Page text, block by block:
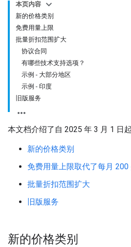
本页内容
新的价格类别
免费用量上限
批量折扣范围扩大
协议合同
有哪些技术支持选项？
示例 - 大部分地区
示例 - 印度
旧版服务
本文档介绍了自 2025 年 3 月 1 日
新的价格类别
免费用量上限取代了每月 200
批量折扣范围扩大
旧版服务
新的价格类别